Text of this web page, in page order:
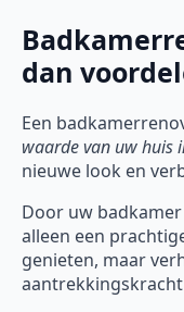
dan
Een
waarde van uw huis
nieuwe look en
Door uw
alleen een
genieten, maar